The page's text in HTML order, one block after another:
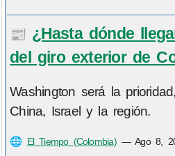
📰 ¿Hasta dónde
del giro exterior de
Washington será la
China, Israel y la región.
🌐 El Tiempo (Colombia)—Ago 8,